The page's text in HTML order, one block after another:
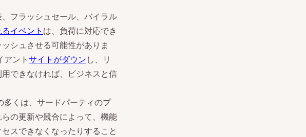
、フラッシュセール、バイラル
イベント は、負荷に対応でき
シュさせる可能性がありま
ントサイトがダウンし、リ
できなければ、ビジネスと信
多くは、サードパーティのプ
の更新や競合によって、機能
スできなくなったりすること